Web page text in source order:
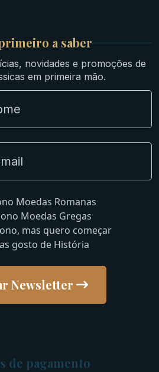
Ibéricas
Grandes
Numismático
Encapsuladas
Novidades
a saber
novidades e promoções de
em primeira mão.
Moedas Romanas
Moedas Gregas
mas quero começar
gosto de História
Newsletter
de pagamento